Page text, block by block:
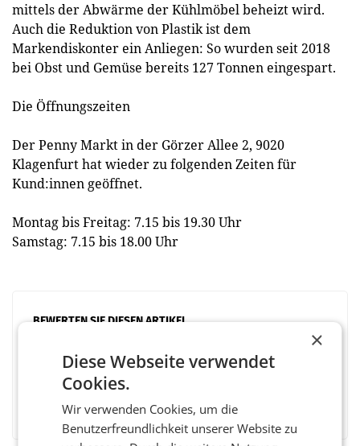
mittels der Abwärme der Kühlmöbel beheizt wird.
Auch die Reduktion von Plastik ist dem
Markendiskonter ein Anliegen: So wurden seit 2018
bei Obst und Gemüse bereits 127 Tonnen eingespart.
Die Öffnungszeiten
Der Penny Markt in der Görzer Allee 2, 9020
Klagenfurt hat wieder zu folgenden Zeiten für
Kund:innen geöffnet.
Montag bis Freitag: 7.15 bis 19.30 Uhr
Samstag: 7.15 bis 18.00 Uhr
BEWERTEN SIE DIESEN ARTIKEL
×
Diese Webseite verwendet
Cookies.
Wir verwenden Cookies, um die
Benutzerfreundlichkeit unserer Website zu